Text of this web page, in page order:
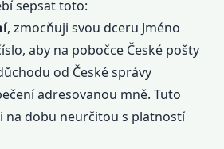
sepsat toto:
, zmocňuji svou dceru Jméno
aby na pobočce České pošty
od České správy
adresovanou mně. Tuto
na dobu neurčitou s platností